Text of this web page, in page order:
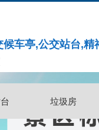
候车亭,公交站台,精
垃圾房